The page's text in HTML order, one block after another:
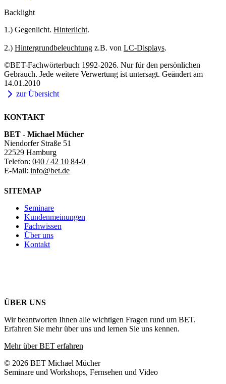
Backlight
1.) Gegenlicht. Hinterlicht.
2.) Hintergrundbeleuchtung z.B. von LC-Displays.
©BET-Fachwörterbuch 1992-2026. Nur für den persönlichen
Gebrauch. Jede weitere Verwertung ist untersagt. Geändert am
14.01.2010
zur Übersicht
KONTAKT
BET - Michael Mücher
Niendorfer Straße 51
22529 Hamburg
Telefon: 040 / 42 10 84-0
E-Mail: info@bet.de
SITEMAP
Seminare
Kundenmeinungen
Fachwissen
Über uns
Kontakt
ÜBER UNS
Wir beantworten Ihnen alle wichtigen Fragen rund um BET.
Erfahren Sie mehr über uns und lernen Sie uns kennen.
Mehr über BET erfahren
© 2026 BET Michael Mücher
Seminare und Workshops, Fernsehen und Video